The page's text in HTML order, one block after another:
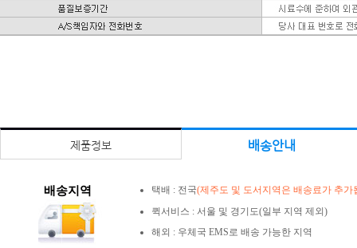
제품정보 배송안내
배송지역 택배 : 전국(제주도 및 도서지역은 배송료가 추가
퀵서비스 : 서울 및 경기도(일부 지역 제외)
해외 : 우체국 EMS로 배송 가능한 지역